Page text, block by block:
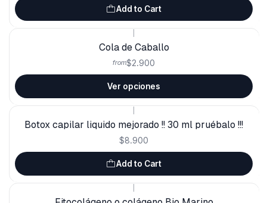
Add to Cart
Cola de Caballo
from$2.900
Ver opciones
Botox capilar liquido mejorado !! 30 ml pruébalo !!!
$8.900
Add to Cart